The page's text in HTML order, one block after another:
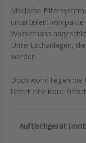
Moderne
unterteilen:
Wasserhahn
Untertischanlagen,
werden.
Doch worin liegen
liefert eine klare
Auftischgerät